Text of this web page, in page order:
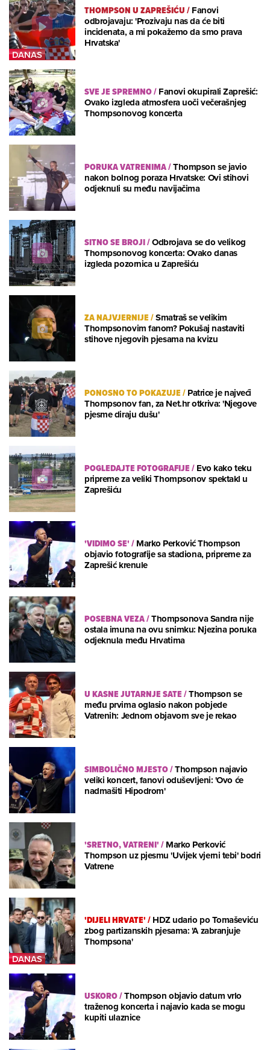
THOMPSON U ZAPREŠIĆU/Fanovi
odbrojavaju: 'Prozivaju nas da će biti
incidenata, a mi pokažemo da smo prava
Hrvatska'
SVE JE SPREMNO/Fanovi okupirali Zaprešić:
Ovako izgleda atmosfera uoči večerašnjeg
Thompsonovog koncerta
PORUKA VATRENIMA/Thompson se javio
nakon bolnog poraza Hrvatske: Ovi stihovi
odjeknuli su među navijačima
SITNO SE BROJI/Odbrojava se do velikog
Thompsonovog koncerta: Ovako danas
izgleda pozornica u Zaprešiću
ZA NAJVJERNIJE/Smatraš se velikim
Thompsonovim fanom? Pokušaj nastaviti
stihove njegovih pjesama na kvizu
PONOSNO TO POKAZUJE/Patrice je najveći
Thompsonov fan, za Net.hr otkriva: 'Njegove
pjesme diraju dušu'
POGLEDAJTE FOTOGRAFIJE/Evo kako teku
pripreme za veliki Thompsonov spektakl u
Zaprešiću
'VIDIMO SE'/Marko Perković Thompson
objavio fotografije sa stadiona, pripreme za
Zaprešić krenule
POSEBNA VEZA/Thompsonova Sandra nije
ostala imuna na ovu snimku: Njezina poruka
odjeknula među Hrvatima
U KASNE JUTARNJE SATE/Thompson se
među prvima oglasio nakon pobjede
Vatrenih: Jednom objavom sve je rekao
SIMBOLIČNO MJESTO/Thompson najavio
veliki koncert, fanovi oduševljeni: 'Ovo će
nadmašiti Hipodrom'
'SRETNO, VATRENI'/Marko Perković
Thompson uz pjesmu 'Uvijek vjerni tebi' bodri
Vatrene
'DIJELI HRVATE'/HDZ udario po Tomaševiću
zbog partizanskih pjesama: 'A zabranjuje
Thompsona'
USKORO/Thompson objavio datum vrlo
traženog koncerta i najavio kada se mogu
kupiti ulaznice